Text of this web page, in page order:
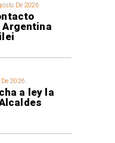
De 2026
2026
a ley la